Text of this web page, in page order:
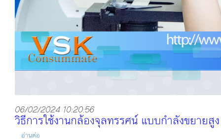
06/02/2024 10:20:56
วิธีการใช้งานกล้องจุลทรรศน์ แบบกำลังขยายสูง
อ่านต่อ